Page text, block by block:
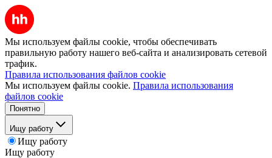
Мы используем файлы cookie, чтобы обеспечивать
правильную работу нашего веб-сайта и анализировать сетевой
трафик.
Правила использования файлов cookie
Мы используем файлы cookie. Правила использования
файлов cookie
Понятно
Ищу работу
Ищу работу
Ищу работу